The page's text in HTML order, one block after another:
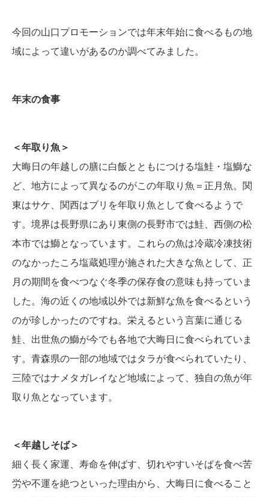
今回の山口プロモーションでは年末年始に食べるもの地
域によって違いがあるのか調べてみました。
年末の食事
＜年取り魚＞
大晦日の年越しの膳に白飯とともにつける塩鮭・塩鰤な
ど、地方によって異なるのがこの年取り魚＝正月魚。関
東はサケ、関西はブリを年取り魚として食べるようで
す。境界は長野県にあり東側の長野市では鮭、西側の松
本市では鰤となっています。これらの魚は冷蔵冷凍技術
のなかったころ塩蔵処理が施された大きな魚として、正
月の期間を食べつなぐ冬季の保存食の意味も持っていま
した。海の近くの地域以外では新鮮な魚を食べるという
のが珍しかったのですね。栄えるという言葉に通じる
鮭、出世魚の鰤が今でも各地で大晦日に食べられていま
す。青森県の一部の地域ではタラが食べられていたり、
三陸ではナメタガレイなど地域によって、独自の魚が年
取り魚となっています。
＜年越しそば＞
細く長く家運、寿命を伸ばす、切れやすいそばを食べ苦
労や不運を絶つといった理由から、大晦日に食べること